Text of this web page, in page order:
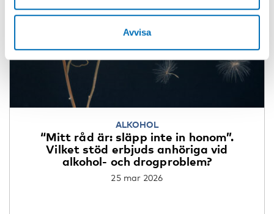
Avvisa
ALKOHOL
“Mitt råd är: släpp inte in honom”.
Vilket stöd erbjuds anhöriga vid
alkohol- och drogproblem?
25 mar 2026